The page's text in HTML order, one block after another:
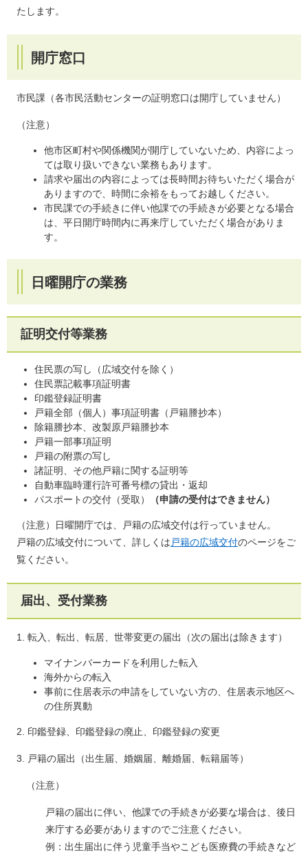
たします。
開庁窓口
市民課（各市民活動センターの証明窓口は開庁していません）
（注意）
他市区町村や関係機関が開庁していないため、内容によっ
ては取り扱いできない業務もあります。
請求や届出の内容によっては長時間お待ちいただく場合が
ありますので、時間に余裕をもってお越しください。
市民課での手続きに伴い他課での手続きが必要となる場合
は、平日開庁時間内に再来庁していただく場合がありま
す。
日曜開庁の業務
証明交付等業務
住民票の写し（広域交付を除く）
住民票記載事項証明書
印鑑登録証明書
戸籍全部（個人）事項証明書（戸籍謄抄本）
除籍謄抄本、改製原戸籍謄抄本
戸籍一部事項証明
戸籍の附票の写し
諸証明、その他戸籍に関する証明等
自動車臨時運行許可番号標の貸出・返却
パスポートの交付（受取）
（申請の受付はできません）
（注意）日曜開庁では、戸籍の広域交付は行っていません。
戸籍の広域交付について、詳しくは 戸籍の広域交付のページをご
覧ください。
届出、受付業務
1. 転入、転出、転居、世帯変更の届出（次の届出は除きます）
マイナンバーカードを利用した転入
海外からの転入
事前に住居表示の申請をしていない方の、住居表示地区へ
の住所異動
2. 印鑑登録、印鑑登録の廃止、印鑑登録の変更
3. 戸籍の届出（出生届、婚姻届、離婚届、転籍届等）
（注意）
戸籍の届出に伴い、他課での手続きが必要な場合は、後日
来庁する必要がありますのでご注意ください。
例：出生届出に伴う児童手当やこども医療費の手続きなど